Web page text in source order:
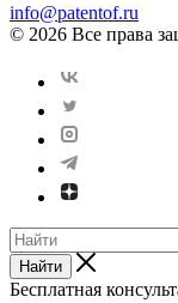
info@patentof.ru
© 2026 Все права
Найти
Бесплатная